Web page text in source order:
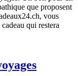
que proposent
vous
qui restera